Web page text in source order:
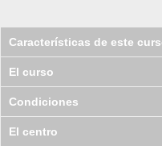
Características de este
El curso
Condiciones
El centro